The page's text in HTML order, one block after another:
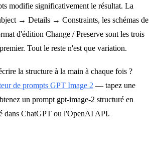
modifie significativement le résultat. La
→ Details → Constraints, les schémas de
d'édition Change / Preserve sont les trois
Tout le reste n'est que variation.
la structure à la main à chaque fois ?
de prompts GPT Image 2 — tapez une
un prompt gpt-image-2 structuré en
dans ChatGPT ou l'OpenAI API.